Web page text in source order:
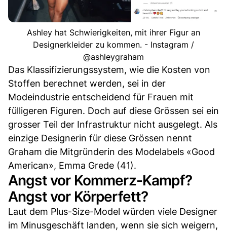
Ashley hat Schwierigkeiten, mit ihrer Figur an
Designerkleider zu kommen. - Instagram /
@ashleygraham
Das Klassifizierungssystem, wie die Kosten von
Stoffen berechnet werden, sei in der
Modeindustrie entscheidend für Frauen mit
fülligeren Figuren. Doch auf diese Grössen sei ein
grosser Teil der Infrastruktur nicht ausgelegt. Als
einzige Designerin für diese Grössen nennt
Graham die Mitgründerin des Modelabels «Good
American», Emma Grede (41).
Angst vor Kommerz-Kampf?
Angst vor Körperfett?
Laut dem Plus-Size-Model würden viele Designer
im Minusgeschäft landen, wenn sie sich weigern,